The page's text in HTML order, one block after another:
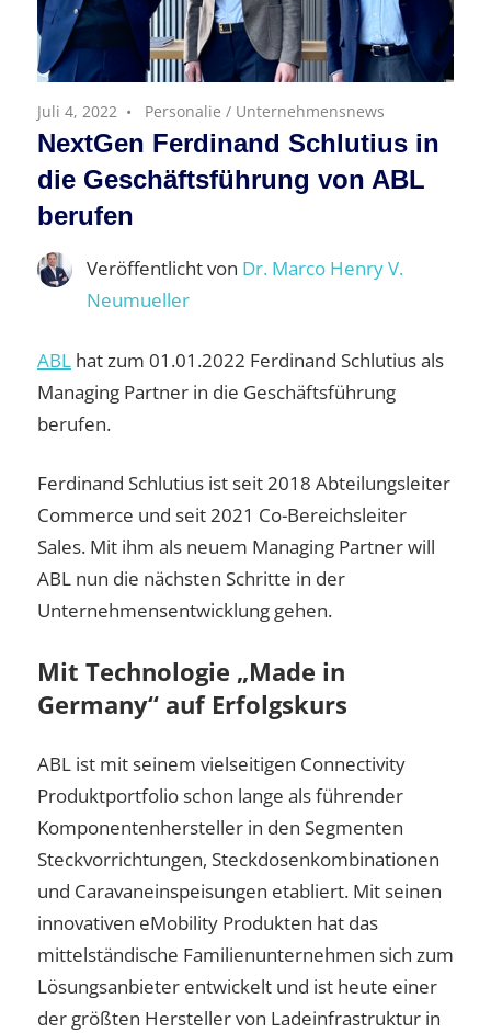
Juli 4, 2022 Personalie / Unternehmensnews
NextGen Ferdinand Schlutius in
die Geschäftsführung von ABL
berufen
Veröffentlicht von Dr. Marco Henry V.
Neumueller
ABL hat zum 01.01.2022 Ferdinand Schlutius als
Managing Partner in die Geschäftsführung
berufen.
Ferdinand Schlutius ist seit 2018 Abteilungsleiter
Commerce und seit 2021 Co-Bereichsleiter
Sales. Mit ihm als neuem Managing Partner will
ABL nun die nächsten Schritte in der
Unternehmensentwicklung gehen.
Mit Technologie „Made in
Germany“ auf Erfolgskurs
ABL ist mit seinem vielseitigen Connectivity
Produktportfolio schon lange als führender
Komponentenhersteller in den Segmenten
Steckvorrichtungen, Steckdosenkombinationen
und Caravaneinspeisungen etabliert. Mit seinen
innovativen eMobility Produkten hat das
mittelständische Familienunternehmen sich zum
Lösungsanbieter entwickelt und ist heute einer
der größten Hersteller von Ladeinfrastruktur in